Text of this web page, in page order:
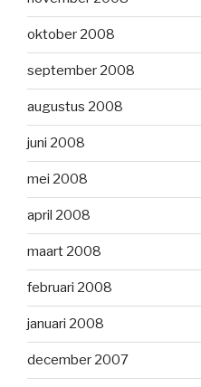
oktober 2008
september 2008
augustus 2008
juni 2008
mei 2008
april 2008
maart 2008
februari 2008
januari 2008
december 2007